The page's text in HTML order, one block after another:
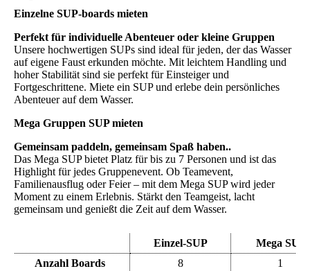
Einzelne SUP-boards mieten
Perfekt für individuelle Abenteuer oder kleine Gruppen
Unsere hochwertigen SUPs sind ideal für jeden, der das Wasser
auf eigene Faust erkunden möchte. Mit leichtem Handling und
hoher Stabilität sind sie perfekt für Einsteiger und
Fortgeschrittene. Miete ein SUP und erlebe dein persönliches
Abenteuer auf dem Wasser.
Mega Gruppen SUP mieten
Gemeinsam paddeln, gemeinsam Spaß haben..
Das Mega SUP bietet Platz für bis zu 7 Personen und ist das
Highlight für jedes Gruppenevent. Ob Teamevent,
Familienausflug oder Feier – mit dem Mega SUP wird jeder
Moment zu einem Erlebnis. Stärkt den Teamgeist, lacht
gemeinsam und genießt die Zeit auf dem Wasser.
Einzel-SUP
Mega SUP
Anzahl Boards 8
1